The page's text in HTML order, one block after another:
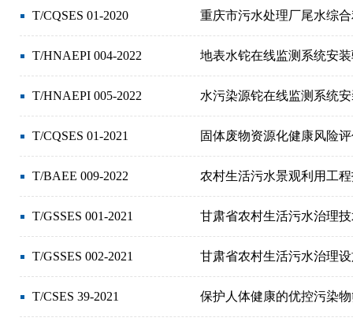
T/CQSES 01-2020 重庆市污水处理厂尾水综
T/HNAEPI 004-2022 地表水铊在线监测系统安
T/HNAEPI 005-2022 水污染源铊在线监测系统
T/CQSES 01-2021 固体废物资源化健康风险
T/BAEE 009-2022 农村生活污水景观利用工
T/GSSES 001-2021 甘肃省农村生活污水治理
T/GSSES 002-2021 甘肃省农村生活污水治理
T/CSES 39-2021 保护人体健康的优控污染